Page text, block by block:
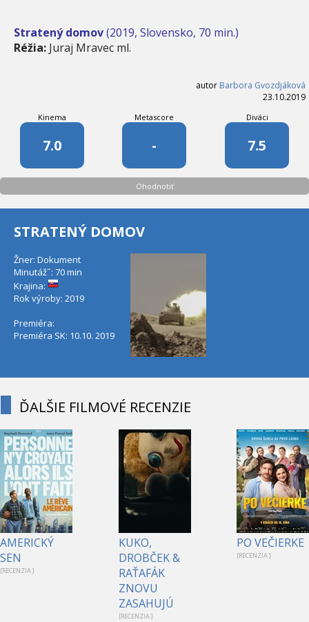
Stratený domov(2019, Slovensko, 70 min.)
Réžia: Juraj Mravec ml.
autor Barbora Gvozdjáková
23.10.2019
Kinema
7.0
Metascore
-
Diváci
7.5
Ohodnotiť
STRATENÝ DOMOV
Žner: Dokument
Minutáž˝: 70 min
Krajina:
Rok výroby: 2019
Premiéra:
Premiéra SK: 10.10. 2019
ĎALŠIE FILMOVÉ RECENZIE
AMERICKÝ
SEN
[RECENZIA ]
KUKO,
DROBČEK &
RAŤAFÁK
ZNOVU
ZASAHUJÚ
[RECENZIA ]
PO VEČIERKE
[RECENZIA ]